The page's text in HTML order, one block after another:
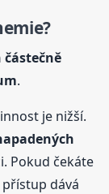
.
je nižší.
Pokud čekáte
dává